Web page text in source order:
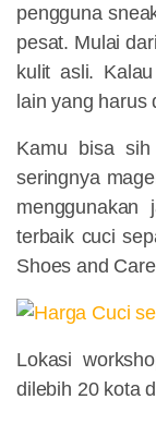
pengguna
pesat. Mulai
kulit asli.
lain yang harus
Kamu bisa
seringnya
terbaik cuci
Shoes and
Lokasi
dilebih 20 kota